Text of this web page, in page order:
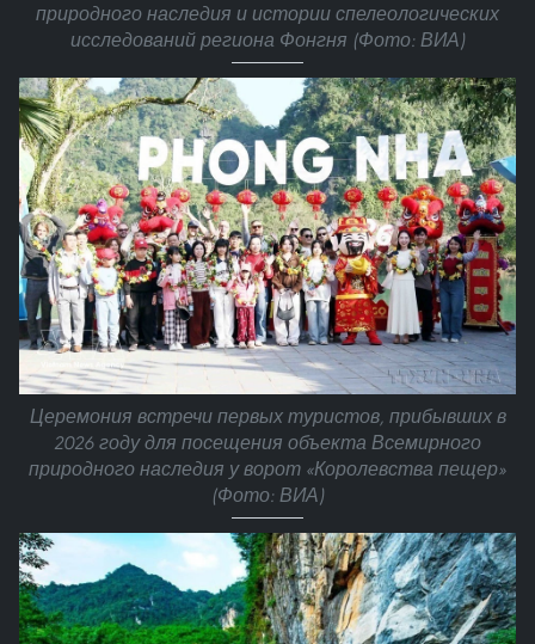
природного наследия и истории спелеологических
исследований региона Фонгня (Фото: ВИА)
Церемония встречи первых туристов, прибывших в
2026 году для посещения объекта Всемирного
природного наследия у ворот «Королевства пещер»
(Фото: ВИА)